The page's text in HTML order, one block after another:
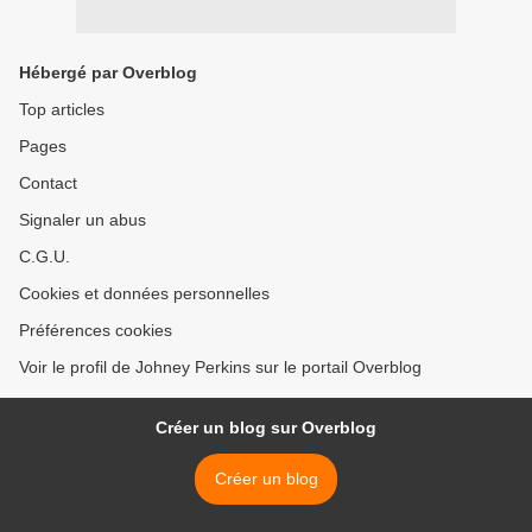
Hébergé par Overblog
Top articles
Pages
Contact
Signaler un abus
C.G.U.
Cookies et données personnelles
Préférences cookies
Voir le profil de Johney Perkins sur le portail Overblog
Créer un blog sur Overblog
Créer un blog